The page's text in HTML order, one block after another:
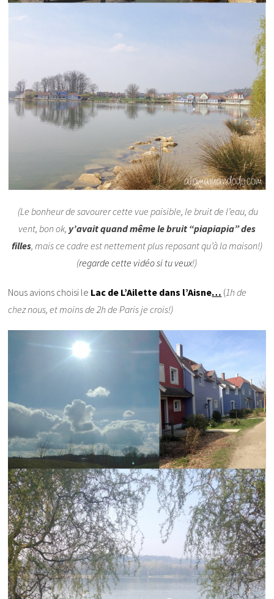
(Le bonheur de savourer cette vue paisible, le bruit de l’eau, du
vent, bon ok, y’avait quand même le bruit “piapiapia” des
filles, mais ce cadre est nettement plus reposant qu’à la maison!)
(regarde cette vidéo si tu veux!)
Nous avions choisi le Lac de L’Ailette dans l’Aisne… (1h de
chez nous, et moins de 2h de Paris je crois!)